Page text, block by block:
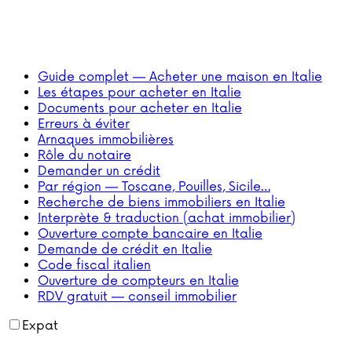
Guide complet — Acheter une maison en Italie
Les étapes pour acheter en Italie
Documents pour acheter en Italie
Erreurs à éviter
Arnaques immobilières
Rôle du notaire
Demander un crédit
Par région — Toscane, Pouilles, Sicile…
Recherche de biens immobiliers en Italie
Interprète & traduction (achat immobilier)
Ouverture compte bancaire en Italie
Demande de crédit en Italie
Code fiscal italien
Ouverture de compteurs en Italie
RDV gratuit — conseil immobilier
Expat